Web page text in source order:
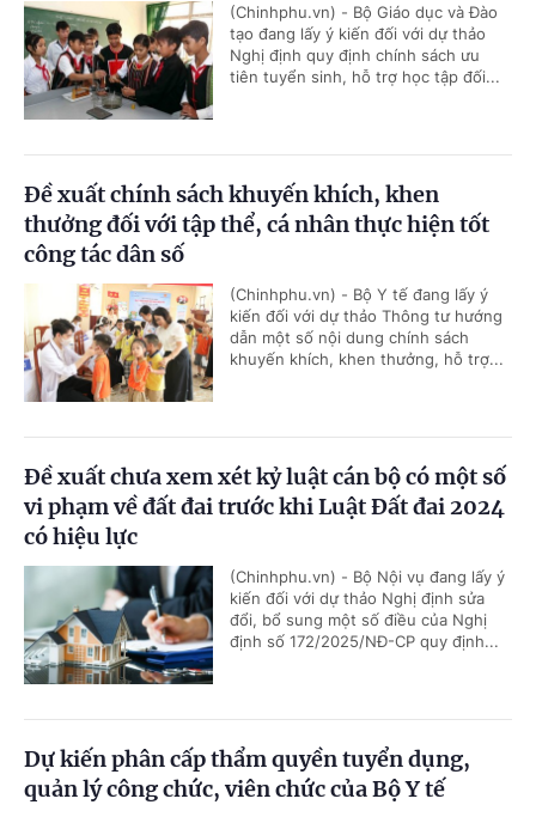
(Chinhphu.vn) - Bộ Giáo dục và Đào
tạo đang lấy ý kiến đối với dự thảo
Nghị định quy định chính sách ưu
tiên tuyển sinh, hỗ trợ học tập đối...
Đề xuất chính sách khuyến khích, khen
thưởng đối với tập thể, cá nhân thực hiện tốt
công tác dân số
(Chinhphu.vn) - Bộ Y tế đang lấy ý
kiến đối với dự thảo Thông tư hướng
dẫn một số nội dung chính sách
khuyến khích, khen thưởng, hỗ trợ...
Đề xuất chưa xem xét kỷ luật cán bộ có một số
vi phạm về đất đai trước khi Luật Đất đai 2024
có hiệu lực
(Chinhphu.vn) - Bộ Nội vụ đang lấy ý
kiến đối với dự thảo Nghị định sửa
đổi, bổ sung một số điều của Nghị
định số 172/2025/NĐ-CP quy định...
Dự kiến phân cấp thẩm quyền tuyển dụng,
quản lý công chức, viên chức của Bộ Y tế